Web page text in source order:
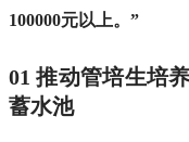
100000元以上。”
01 推动管培生培
蓄水池